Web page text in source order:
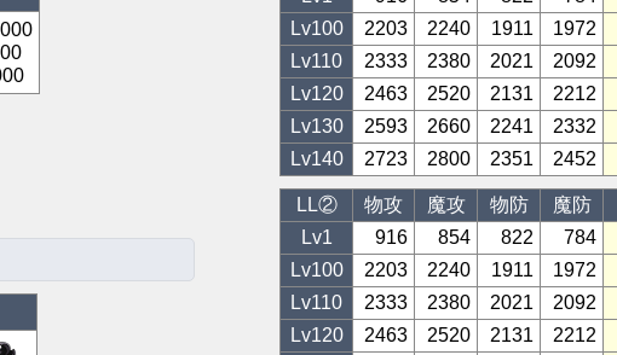
Lv100 2203 2240 1911 1972
Lv110 2333 2380 2021 2092
Lv120 2463 2520 2131 2212
Lv130 2593 2660 2241 2332
Lv140 2723 2800 2351 2452
LL② 物攻 魔攻 物防 魔防
Lv1
916 854 822 784
Lv100 2203 2240 1911 1972
Lv110 2333 2380 2021 2092
Lv120 2463 2520 2131 2212